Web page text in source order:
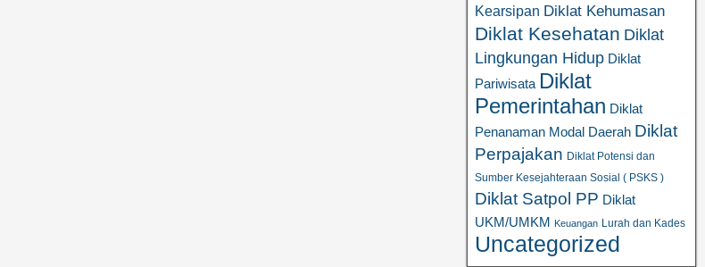
Kearsipan Diklat Kehumasan
Diklat Kesehatan Diklat
Lingkungan Hidup Diklat
Pariwisata Diklat
Pemerintahan Diklat
Penanaman Modal Daerah Diklat
Perpajakan Diklat Potensi dan
Sumber Kesejahteraan Sosial ( PSKS )
Diklat Satpol PP Diklat
UKM/UMKM
Keuangan Lurah dan Kades
Uncategorized